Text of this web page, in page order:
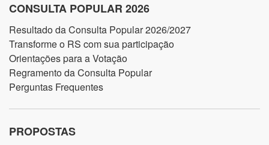
CONSULTA POPULAR 2026
Resultado da Consulta Popular 2026/2027
Transforme o RS com sua participação
Orientações para a Votação
Regramento da Consulta Popular
Perguntas Frequentes
PROPOSTAS